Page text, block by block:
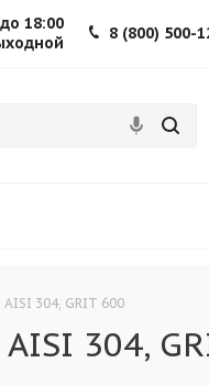
8 (800) 500-
18:00
304, GRIT 600
304,